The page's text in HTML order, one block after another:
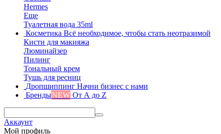
Hermes
Еще
Туалетная вода 35ml
Косметика Всё необходимое, чтобы стать неотразимой
Кисти для макияжа
Люминайзер
Пилинг
Тональный крем
Тушь для ресниц
Дропшиппинг Начни бизнес с нами
БрендыNEW От А до Z
Аккаунт
Мой профиль